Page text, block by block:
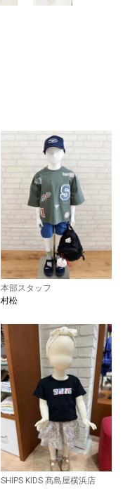
本部スタッフ
村松
SHIPS KIDS 髙島屋横浜店